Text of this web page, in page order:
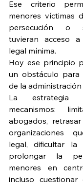
Ese criterio
menores víctimas
persecución o
tuvieran acceso
legal mínima.
Hoy ese principio
un obstáculo para
de la administración
La estrategia
mecanismos:
abogados,
organizaciones
legal, dificultar la
prolongar la
menores en
incluso